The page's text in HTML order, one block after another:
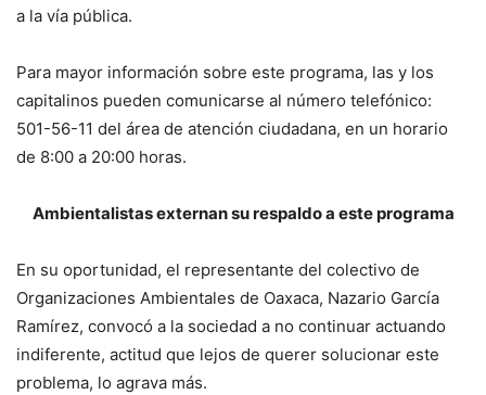
a la vía pública.
Para mayor información sobre este programa, las y los
capitalinos pueden comunicarse al número telefónico:
501-56-11 del área de atención ciudadana, en un horario
de 8:00 a 20:00 horas.
Ambientalistas externan su respaldo a este programa
En su oportunidad, el representante del colectivo de
Organizaciones Ambientales de Oaxaca, Nazario García
Ramírez, convocó a la sociedad a no continuar actuando
indiferente, actitud que lejos de querer solucionar este
problema, lo agrava más.